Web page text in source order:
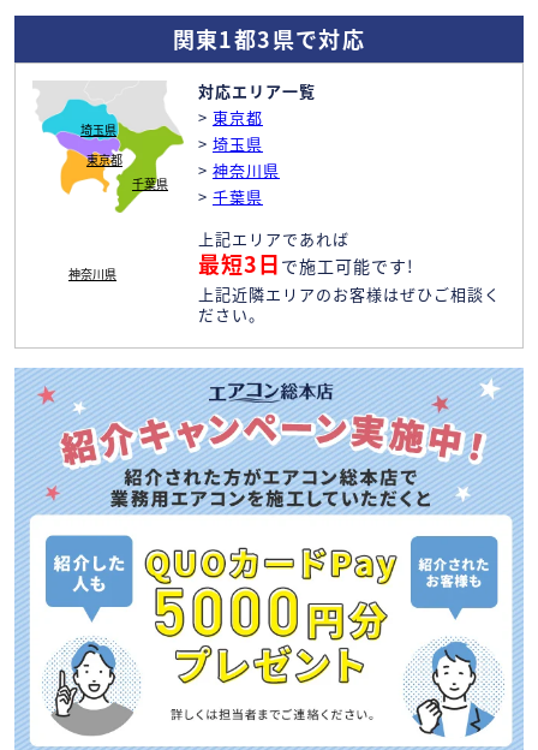
関東1都3県で対応
東京都
埼玉県
神奈川県
千葉県
対応エリア一覧
> 東京都
> 埼玉県
> 神奈川県
> 千葉県
上記エリアであれば
最短3日 で施工可能です!
上記近隣エリアのお客様はぜひご相談く
ださい。